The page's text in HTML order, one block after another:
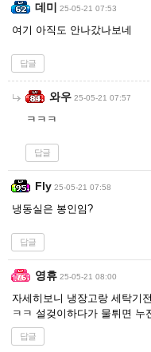
데미 25-05-21 07:53
여기 아직도 안나갔나보네
답글
와우 25-05-21 07:57
ㅋㅋㅋ
답글
Fly 25-05-21 07:58
냉동실은 봉인임?
답글
영휴 25-05-21 08:00
자세히보니 냉장고랑 세탁기
ㅋㅋ 설겆이하다가 물튀면 누
답글